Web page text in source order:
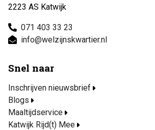
2223 AS Katwijk
071 403 33 23
info@welzijnskwartier.nl
Snel naar
Inschrijven nieuwsbrief
Blogs
Maaltijdservice
Katwijk Rijd(t) Mee